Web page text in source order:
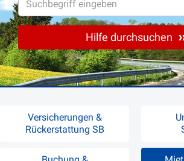
Hilfe durchsuchen
Versicherungen &
Rückerstattung SB